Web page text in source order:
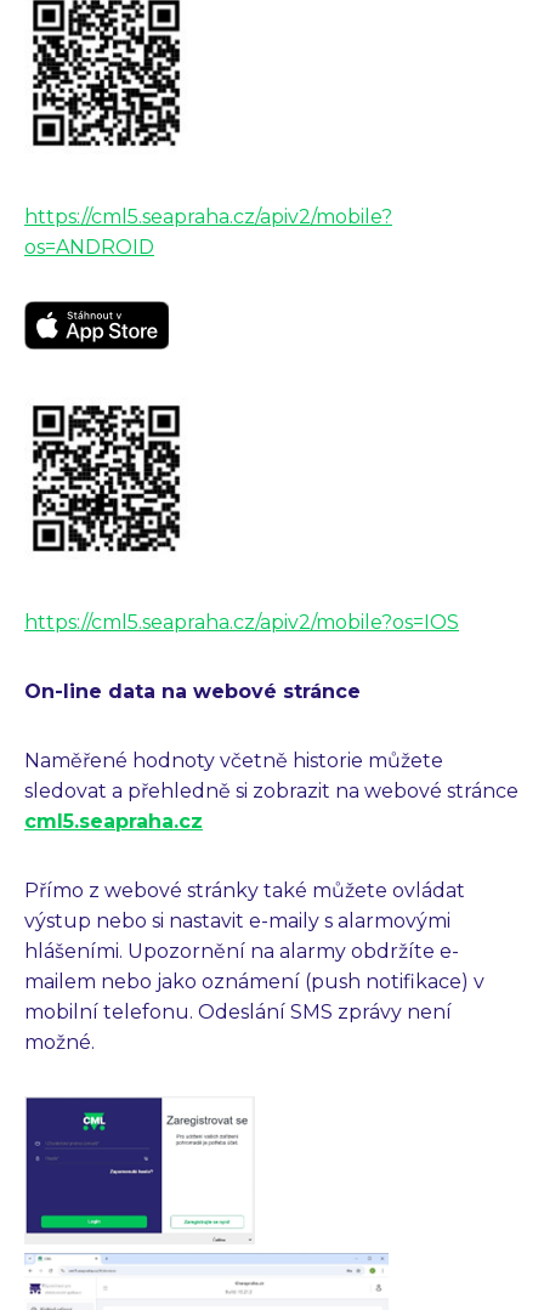
https://cml5.seapraha.cz/apiv2/mobile?
os=ANDROID
https://cml5.seapraha.cz/apiv2/mobile?os=IOS
On-line data na webové stránce
Naměřené hodnoty včetně historie můžete
sledovat a přehledně si zobrazit na webové stránce
cml5.seapraha.cz
Přímo z webové stránky také můžete ovládat
výstup nebo si nastavit e-maily s alarmovými
hlášeními. Upozornění na alarmy obdržíte e-
mailem nebo jako oznámení (push notifikace) v
mobilní telefonu. Odeslání SMS zprávy není
možné.